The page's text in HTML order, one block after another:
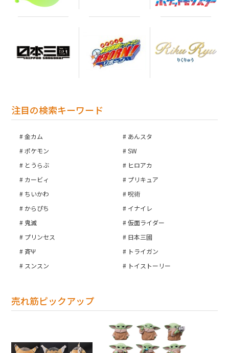
注目の検索キーワード
金カム
あんスタ
ポケモン
SW
とうらぶ
ヒロアカ
カービィ
プリキュア
ちいかわ
呪術
からぴち
イナイレ
鬼滅
仮面ライダー
プリンセス
日本三國
斉Ψ
トライガン
スンスン
トイストーリー
売れ筋ピックアップ